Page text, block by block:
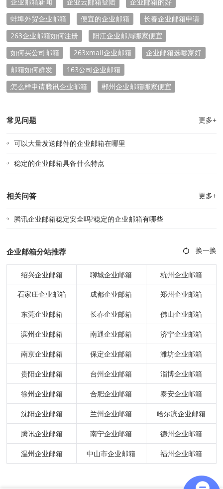
企业邮箱新闻 企业云邮箱登陆
企业邮箱的好
蚌埠外贸企业邮箱
便宜的企业邮箱
长春企业邮箱申请
263企业邮箱如何注册
阳江企业邮局哪家便宜
如何买公司邮箱
263xmail企业邮箱
企业邮箱选哪家好
邮箱如何群发
163公司企业邮箱
怎么样申请腾讯企业邮箱
郴州企业邮箱哪家便宜
常见问题 更多+
可以大量发送邮件的企业邮箱在哪里
稳定的企业邮箱具备什么特点
相关问答 更多+
腾讯企业邮箱稳定安全吗?稳定的企业邮箱有哪些
企业邮箱分站推荐
绍兴企业邮箱 聊城企业邮箱 杭州企业邮箱
石家庄企业邮箱 成都企业邮箱 郑州企业邮箱
东莞企业邮箱 长春企业邮箱 佛山企业邮箱
滨州企业邮箱 南通企业邮箱 济宁企业邮箱
南京企业邮箱 保定企业邮箱 潍坊企业邮箱
贵阳企业邮箱 台州企业邮箱 淄博企业邮箱
徐州企业邮箱 合肥企业邮箱 泰安企业邮箱
沈阳企业邮箱 兰州企业邮箱 哈尔滨企业邮箱
腾讯企业邮箱 南宁企业邮箱 德州企业邮箱
温州企业邮箱 中山市企业邮箱 福州企业邮箱